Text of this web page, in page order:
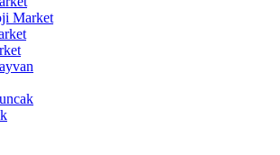
Market